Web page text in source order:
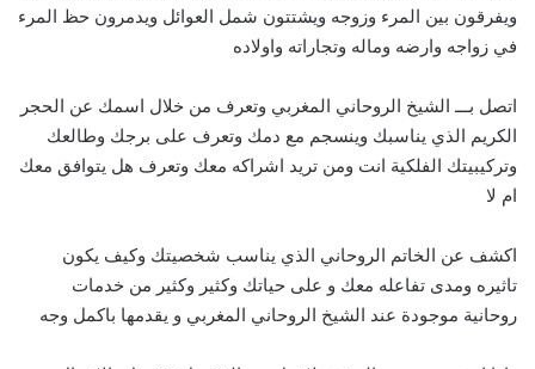
ويفرقون بين المرء وزوجه ويشتتون شمل العوائل ويدمرون حظ المرء
في زواجه وارضه وماله وتجاراته واولاده
اتصل بـــ الشيخ الروحاني المغربي وتعرف من خلال اسمك عن الحجر
الكريم الذي يناسبك وينسجم مع دمك وتعرف على برجك وطالعك
وتركيبيتك الفلكية انت ومن تريد اشراكه معك وتعرف هل يتوافق معك
ام لا
اكشف عن الخاتم الروحاني الذي يناسب شخصيتك وكيف يكون
تاثيره ومدى تفاعله معك و على حياتك وكثير وكثير من خدمات
روحانية موجودة عند الشيخ الروحاني المغربي و يقدمها باكمل وجه